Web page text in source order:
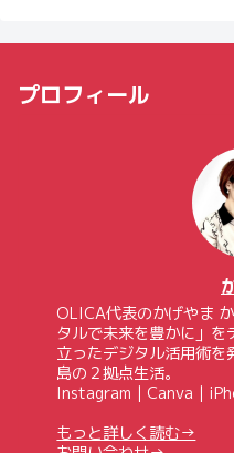
プロフィール
OLICA代表のかげやま
タルで未来を豊かに」
立ったデジタル活用術
島の２拠点生活。
Instagram｜Canva｜
もっと詳しく読む→